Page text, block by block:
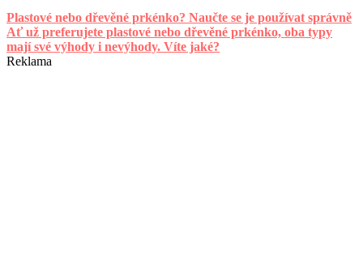
Plastové nebo dřevěné prkénko? Naučte se je používat správně
Ať už preferujete plastové nebo dřevěné prkénko, oba typy
mají své výhody i nevýhody. Víte jaké?
Reklama